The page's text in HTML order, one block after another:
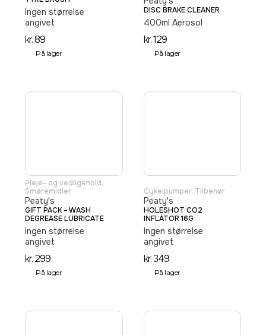
Ingen størrelse
angivet
kr.89
På lager
DISC BRAKE CLEANER
400ml Aerosol
kr.129
På lager
Pleje- og vedligehold,
Smøremidler
Peaty's
GIFT PACK – WASH
DEGREASE LUBRICATE
Ingen størrelse
angivet
kr.299
På lager
Cykelpumper, Tilbehør
Peaty's
HOLESHOT CO2
INFLATOR 16G
Ingen størrelse
angivet
kr.349
På lager